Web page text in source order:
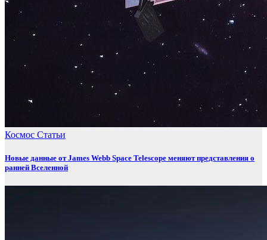
Космос Статьи
Новые данные от James Webb Space Telescope меняют представления о
ранней Вселенной